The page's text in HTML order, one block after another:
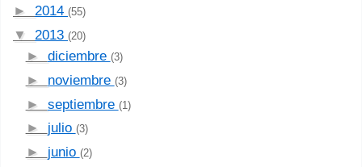
► 2014 (55)
▼ 2013 (20)
► diciembre (3)
► noviembre (3)
► septiembre (1)
► julio (3)
► junio (2)